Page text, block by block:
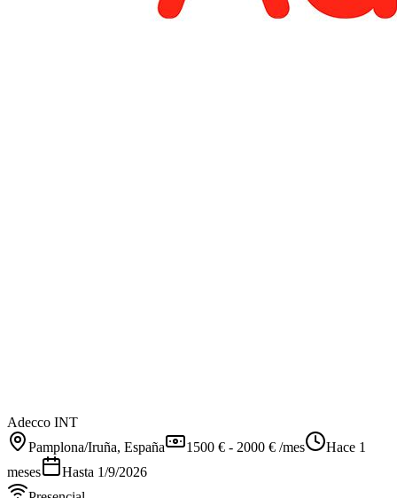
Adecco INT
Pamplona/Iruña, España 1500 € - 2000 € /mes
Hace 1
meses
Hasta 1/9/2026